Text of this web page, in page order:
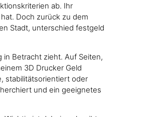
ab. Ihr
Doch zurück zu dem
Stadt, unterschied festgeld
Betracht zieht. Auf Seiten,
3D Drucker Geld
stabilitätsorientiert oder
und ein geeignetes